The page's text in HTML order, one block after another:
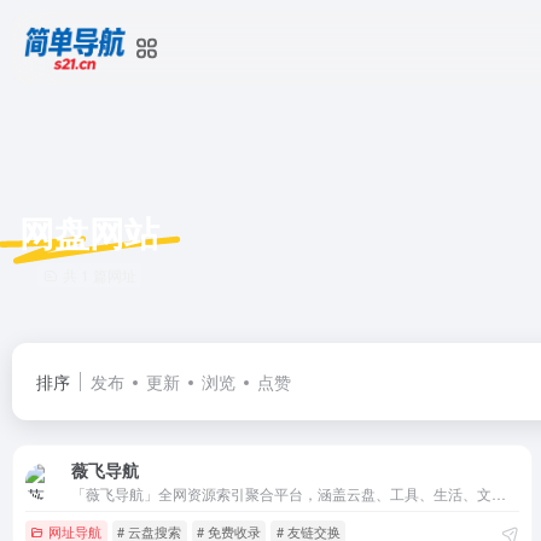
网盘网站
排序 发布 更新 浏览 点赞
薇飞导航
网址导航 # 云盘搜索 # 免费收录 # 友链交换